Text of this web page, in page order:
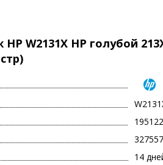
W2131X HP голубой
327557
14